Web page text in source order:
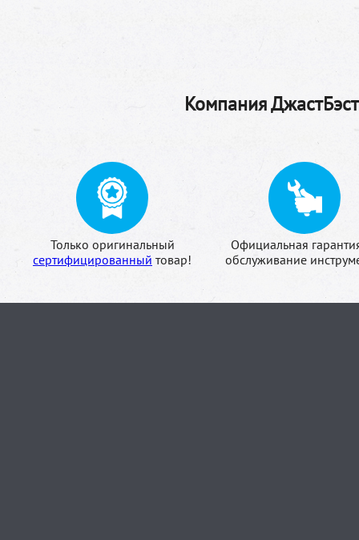
Компания
Только оригинальный
сертифицированный товар!
Официальная
обслуживание